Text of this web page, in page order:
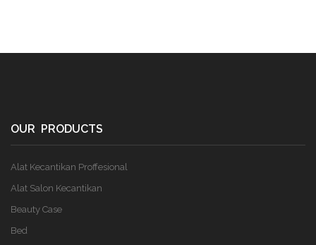
OUR PRODUCTS
Alat Kecantikan Proffesional
Alat Salon Kecantikan
Beauty Case
Bed